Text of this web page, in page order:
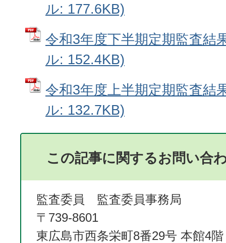
ル: 177.6KB)
令和3年度下半期定期監査結
ル: 152.4KB)
令和3年度上半期定期監査結
ル: 132.7KB)
この記事に関するお問い合
監査委員 監査委員事務局
〒739-8601
東広島市西条栄町8番29号 本館4階